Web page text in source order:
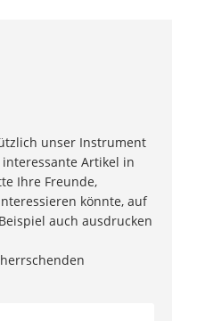
unser Instrument
interessante Artikel in
Ihre Freunde,
könnte, auf
auch ausdrucken